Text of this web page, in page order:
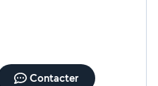
Contacter